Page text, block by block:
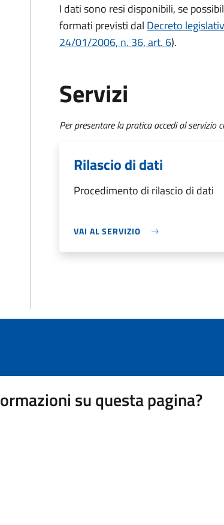
I dati sono resi disponibili, se
formati previsti dal Decreto
24/01/2006, n. 36, art. 6).
Servizi
Per presentare la pratica accedi al servizio
Rilascio di dati
Procedimento di rilascio di dati
VAI AL SERVIZIO
su questa pagina?